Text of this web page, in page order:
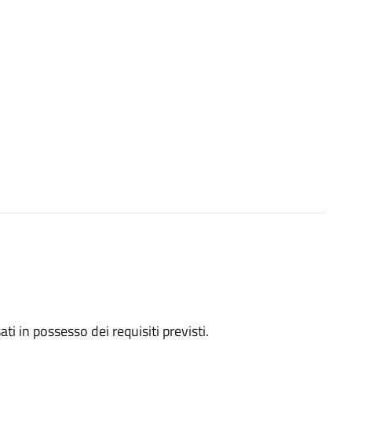
in possesso dei requisiti previsti.